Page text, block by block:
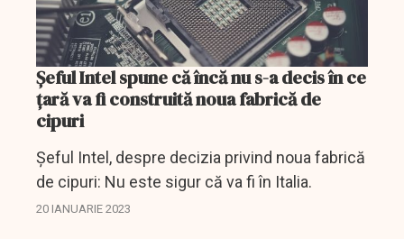
Şeful Intel spune că încă nu s-a decis în ce
ţară va fi construită noua fabrică de
cipuri
Şeful Intel, despre decizia privind noua fabrică
de cipuri: Nu este sigur că va fi în Italia.
20 IANUARIE 2023